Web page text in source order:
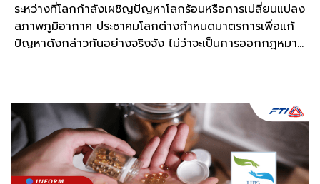
ระหว่างที่โลกกำลังเผชิญปัญหาโลกร้อนหรือการเปลี่ยนแปลง
สภาพภูมิอากาศ ประชาคมโลกต่างกำหนดมาตรการเพื่อแก้
ปัญหาดังกล่าวกันอย่างจริงจัง ไม่ว่าจะเป็นการออกกฎหมาย
โน้มทำให้โลกเข้าสู่ภาวะวิกฤตกันมากขึ้น หนึ่งในนั้นคือ
มาตรการทางภาษี ที่รู้จักกันว่า "ภาษีคาร์บอน (Carbon
Tax)"